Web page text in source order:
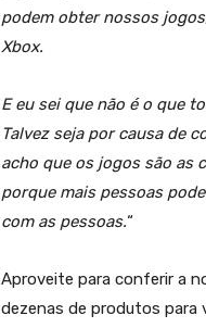
podem obter nossos
Xbox.
E eu sei que não é o que
Talvez seja por causa de
acho que os jogos são as
porque mais pessoas
com as pessoas.“
Aproveite para conferir a
dezenas de produtos para